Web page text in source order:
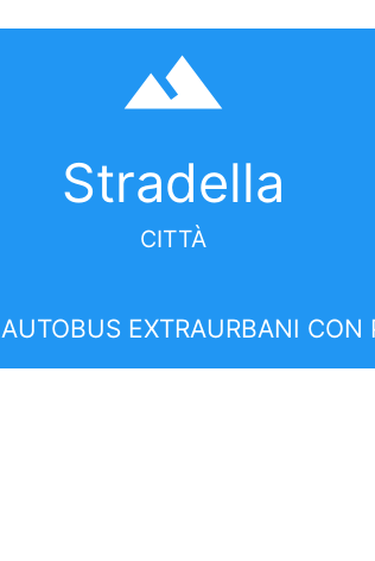
filter_hdr
Stradella
CITTÀ
AUTOBUS EXTRAURBANI CON